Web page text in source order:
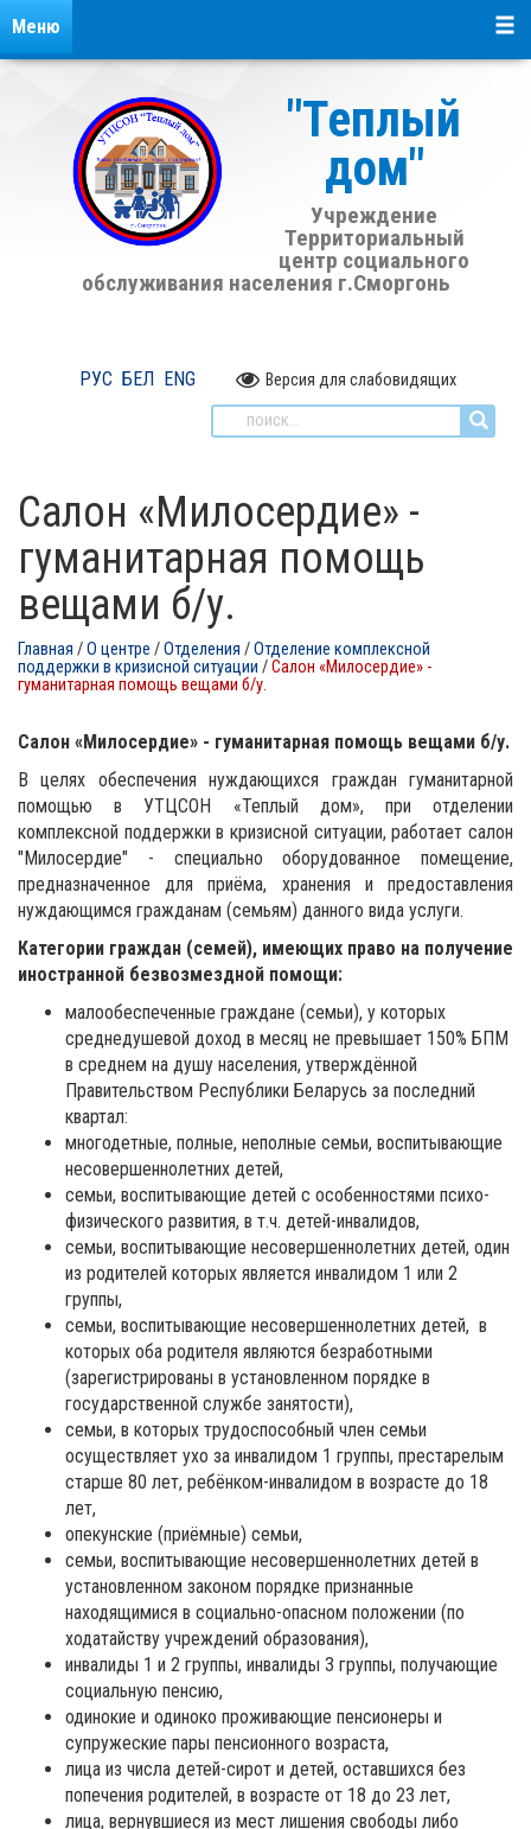
"Теплый
дом"
Учреждение
Территориальный
центр социального
обслуживания населения г.Сморгонь
РУС БЕЛ ENG Версия для слабовидящих
Меню
Салон «Милосердие» -
гуманитарная помощь
вещами б/у.
Главная /О центре /Отделения /Отделение комплексной
поддержки в кризисной ситуации /Салон «Милосердие» -
гуманитарная помощь вещами б/у.
Салон «Милосердие» - гуманитарная помощь вещами б/у.
В целях обеспечения нуждающихся граждан гуманитарной
помощью в УТЦСОН «Теплый дом», при отделении
комплексной поддержки в кризисной ситуации, работает салон
"Милосердие" - специально оборудованное помещение,
предназначенное для приёма, хранения и предоставления
нуждающимся гражданам (семьям) данного вида услуги.
Категории граждан (семей), имеющих право на получение
иностранной безвозмездной помощи:
малообеспеченные граждане (семьи), у которых
среднедушевой доход в месяц не превышает 150% БПМ
в среднем на душу населения, утверждённой
Правительством Республики Беларусь за последний
квартал:
многодетные, полные, неполные семьи, воспитывающие
несовершеннолетних детей,
семьи, воспитывающие детей с особенностями психо-
физического развития, в т.ч. детей-инвалидов,
семьи, воспитывающие несовершеннолетних детей, один
из родителей которых является инвалидом 1 или 2
группы,
семьи, воспитывающие несовершеннолетних детей, в
которых оба родителя являются безработными
(зарегистрированы в установленном порядке в
государственной службе занятости),
семьи, в которых трудоспособный член семьи
осуществляет ухо за инвалидом 1 группы, престарелым
старше 80 лет, ребёнком-инвалидом в возрасте до 18
лет,
опекунские (приёмные) семьи,
семьи, воспитывающие несовершеннолетних детей в
установленном законом порядке признанные
находящимися в социально-опасном положении (по
ходатайству учреждений образования),
инвалиды 1 и 2 группы, инвалиды 3 группы, получающие
социальную пенсию,
одинокие и одиноко проживающие пенсионеры и
супружеские пары пенсионного возраста,
лица из числа детей-сирот и детей, оставшихся без
попечения родителей, в возрасте от 18 до 23 лет,
лица, вернувшиеся из мест лишения свободы либо